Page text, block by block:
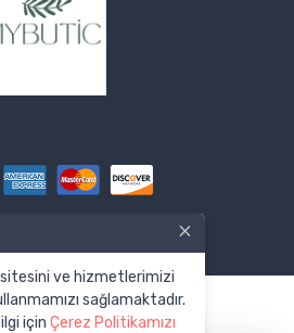
×
ve hizmetlerimizi
sağlamaktadır.
için Çerez Politikamızı
Made by ekolaydepo.com